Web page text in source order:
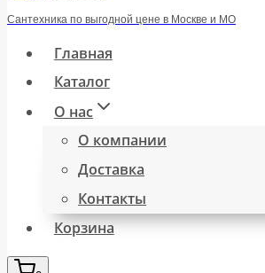
Сантехника по выгодной цене в Москве и МО
Главная
Каталог
О нас
О компании
Доставка
Контакты
Корзина